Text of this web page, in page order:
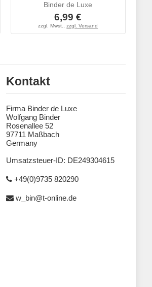
Binder de Luxe
6,99 €
zzgl. Mwst.,zzgl. Versand
Kontakt
Firma Binder de Luxe
Wolfgang Binder
Rosenallee 52
97711 Maßbach
Germany
Umsatzsteuer-ID: DE249304615
+49(0)9735 820290
w_bin@t-online.de